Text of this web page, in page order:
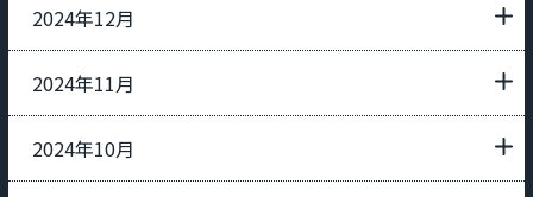
2024年12月
2024年11月
2024年10月